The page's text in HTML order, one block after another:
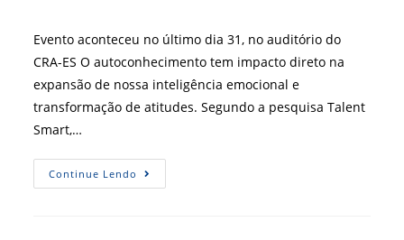
post:
Evento aconteceu no último dia 31, no auditório do
CRA-ES O autoconhecimento tem impacto direto na
expansão de nossa inteligência emocional e
transformação de atitudes. Segundo a pesquisa Talent
Smart,…
Continue Lendo Inteligência
Emocional